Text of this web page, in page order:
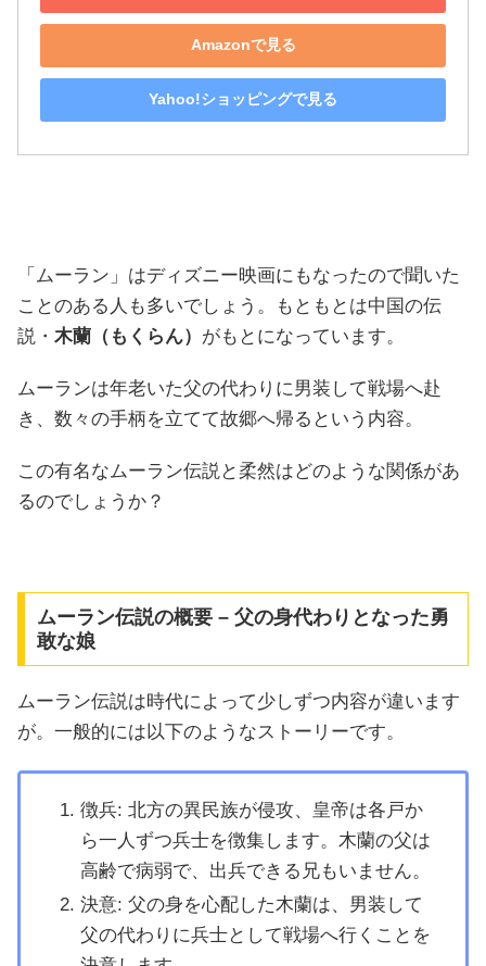
Amazonで見る
Yahoo!ショッピングで見る
「ムーラン」はディズニー映画にもなったので聞いた
ことのある人も多いでしょう。もともとは中国の伝
説・ 木蘭（もくらん） がもとになっています。
ムーランは年老いた父の代わりに男装して戦場へ赴
き、数々の手柄を立てて故郷へ帰るという内容。
この有名なムーラン伝説と柔然はどのような関係があ
るのでしょうか？
ムーラン伝説の概要 – 父の身代わりとなった勇
敢な娘
ムーラン伝説は時代によって少しずつ内容が違います
が。一般的には以下のようなストーリーです。
徴兵: 北方の異民族が侵攻、皇帝は各戸か
ら一人ずつ兵士を徴集します。木蘭の父は
高齢で病弱で、出兵できる兄もいません。
決意: 父の身を心配した木蘭は、男装して
父の代わりに兵士として戦場へ行くことを